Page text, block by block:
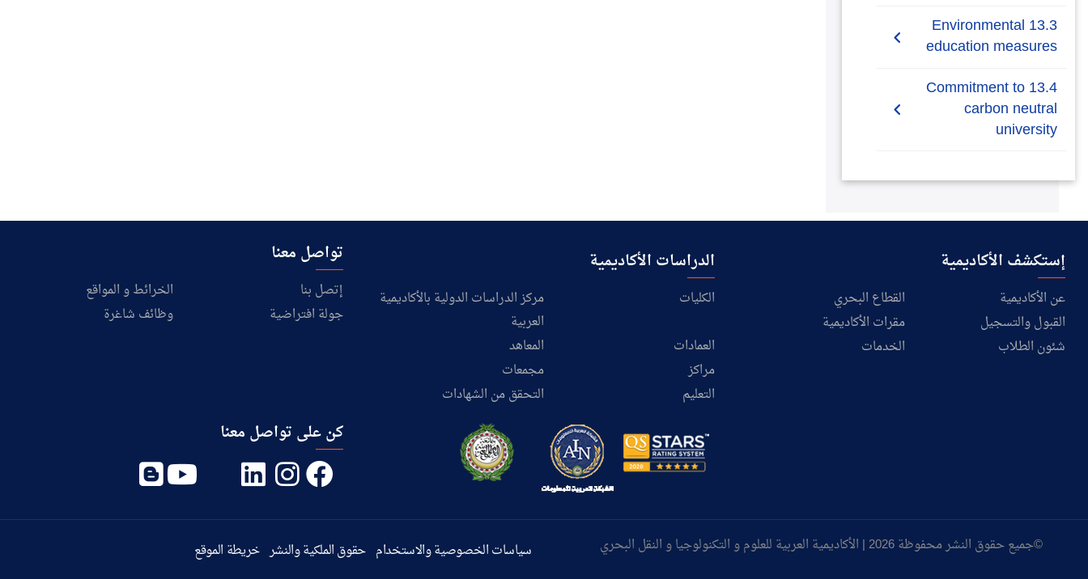
13.2.1 Low-carbon
energy tracking
13.3 Environmental
education measures
13.3.1 Local education
programmes on climate
planning for climate
support government
13.3.5 Environmental
education collaborate
13.4 Commitment to
carbon neutral
university
carbon neutral university
إستكشف الأكاديمية
عن الأكاديمية
القطاع البحري
القبول والتسجيل
مقرات الأكاديمية
شئون الطلاب
الخدمات
الدراسات الأكاديمية
الكليات
مركز الدراسات الدولية بالأكاديمية
العربية
العمادات
المعاهد
مراكز
مجمعات
التعليم
التحقق من الشهادات
تواصل معنا
إتصل بنا
الخرائط و المواقع
جولة افتراضية
وظائف شاغرة
كن على تواصل معنا
©جميع حقوق النشر محفوظة 2026 | الأكاديمية العربية للعلوم و التكنولوجيا و النقل البحري سياسات الخصوصية والاستخدام حقوق الملكية والنشر خريطة الموقع